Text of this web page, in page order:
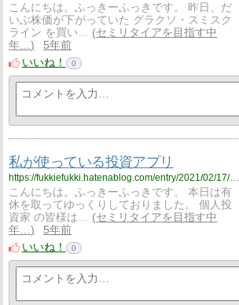
こんにちは。ふっきーふっきです。 昨日、だ
いぶ株価が下がっていた グラクソ・スミスク
ライン を買い…
セミリタイアを目指す中
年…
5年前
いいね！
0
私が使っている投資アプリ
https://fukkiefukki.hatenablog.com/entry/2021/02/17/184448
こんにちは。ふっきーふっきです。 本日は有
休を取ってゆっくりしておりました。 個人投
資家 の皆様は…
セミリタイアを目指す中
年…
5年前
いいね！
0